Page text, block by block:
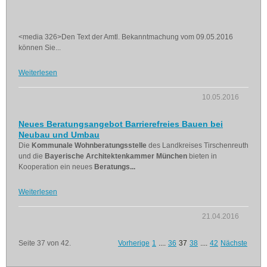
<media 326>Den Text der Amtl. Bekanntmachung vom 09.05.2016
können Sie...
Weiterlesen
10.05.2016
Neues Beratungsangebot Barrierefreies Bauen bei
Neubau und Umbau
Die Kommunale Wohnberatungsstelle des Landkreises Tirschenreuth
und die Bayerische Architektenkammer München bieten in
Kooperation ein neues Beratungs...
Weiterlesen
21.04.2016
Seite 37 von 42. Vorherige 1 .... 36 37 38 .... 42 Nächste